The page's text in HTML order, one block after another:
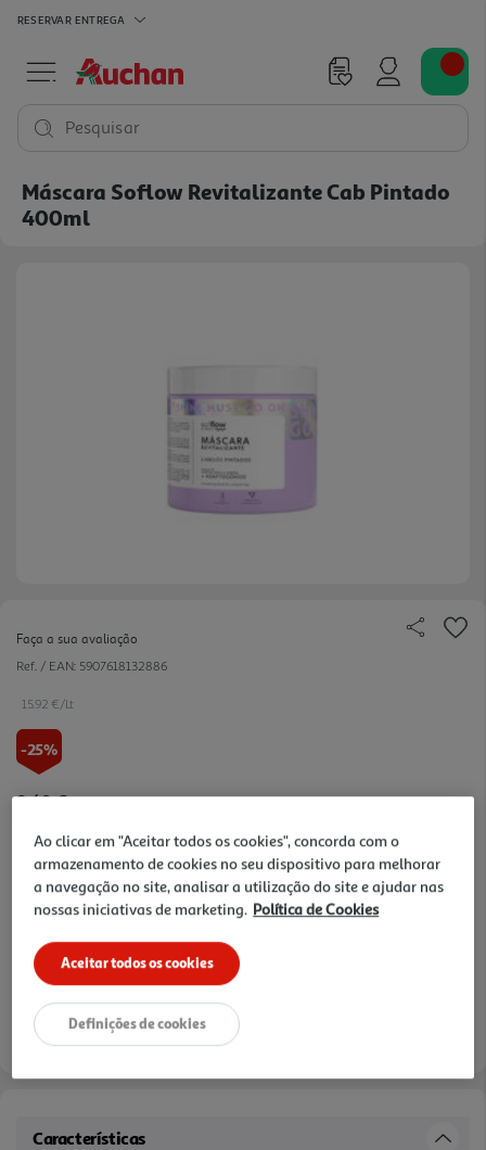
RESERVAR ENTREGA
Pesquisar
Máscara Soflow Revitalizante Cab Pintado
400ml
Faça a sua avaliação
Ref. / EAN: 5907618132886
15.92 €/Lt
-25%
Price reduced from
8,49 €to
Notas de preparação
Características
Ao clicar em "Aceitar todos os cookies", concorda com o
armazenamento de cookies no seu dispositivo para melhorar
a navegação no site, analisar a utilização do site e ajudar nas
nossas iniciativas de marketing. Política de Cookies
Aceitar todos os cookies
Definições de cookies